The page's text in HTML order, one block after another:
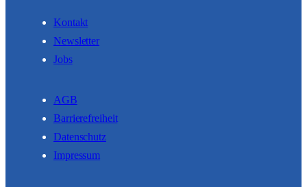
Kontakt
Newsletter
Jobs
AGB
Barrierefreiheit
Datenschutz
Impressum